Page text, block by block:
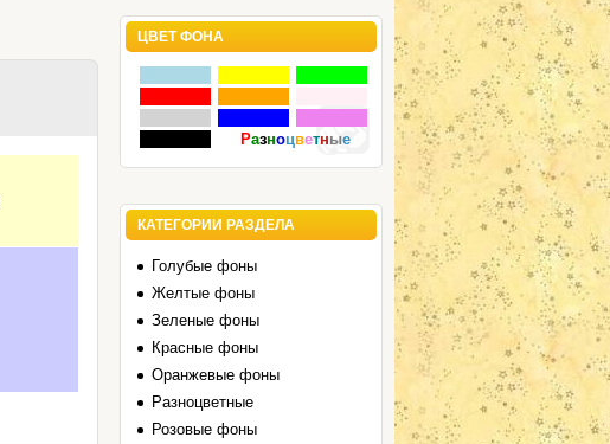
ЦВЕТ ФОНА
Разноцветные
КАТЕГОРИИ РАЗДЕЛА
Голубые фоны
Желтые фоны
Зеленые фоны
Красные фоны
Оранжевые фоны
Разноцветные
Розовые фоны